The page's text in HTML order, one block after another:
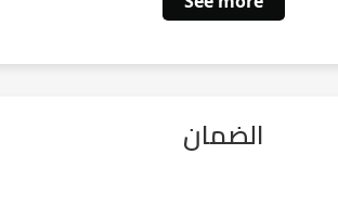
الضمان